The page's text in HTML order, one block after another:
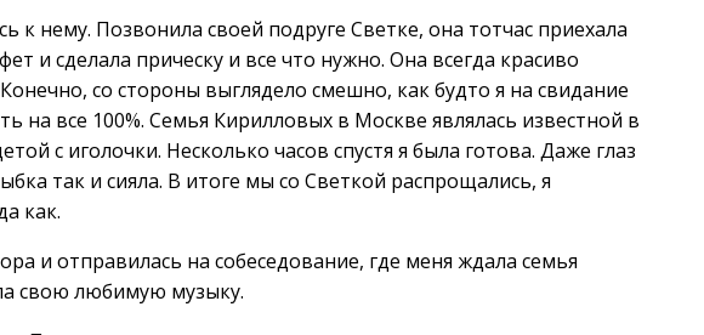
к нему. Позвонила своей подруге Светке, она тотчас приехала
и сделала прическу и все что нужно. Она всегда красиво
со стороны выглядело смешно, как будто я на свидание
на все 100%. Семья Кирилловых в Москве являлась известной в
с иголочки. Несколько часов спустя я была готова. Даже глаз
так и сияла. В итоге мы со Светкой распрощались, я
как.
и отправилась на собеседование, где меня ждала семья
свою любимую музыку.